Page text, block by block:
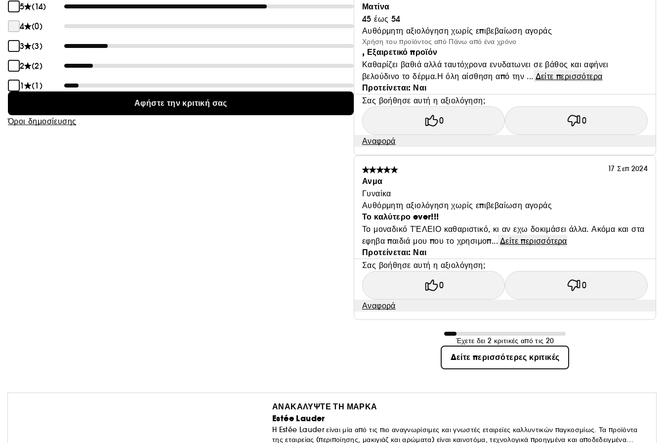
5
(14)
4
(0)
3
(3)
2
(2)
1
(1)
Αφήστε την κριτική σας
Όροι δημοσίευσης
Ματίνα
45 έως 54
Αυθόρμητη αξιολόγηση χωρίς επιβεβαίωση αγοράς
Χρήση του προϊόντος από Πάνω από ένα χρόνο
, Εξαιρετικό προϊόν
Καθαρίζει βαθιά αλλά ταυτόχρονα ενυδατωνει σε βάθος και αφήνει
βελούδινο το δέρμα.Η όλη αίσθηση από την ... Δείτε περισσότερα
Προτείνεται: Ναι
Σας βοήθησε αυτή η αξιολόγηση;
0 0
Αναφορά
17 Σεπ 2024
Ανμα
Γυναίκα
Αυθόρμητη αξιολόγηση χωρίς επιβεβαίωση αγοράς
Το καλύτερο ever!!!
Το μοναδικό ΤΈΛΕΙΟ καθαριστικό, κι αν εχω δοκιμάσει άλλα. Ακόμα και στα
εφηβα παιδιά μου που το χρησιμοπ... Δείτε περισσότερα
Προτείνεται: Ναι
Σας βοήθησε αυτή η αξιολόγηση;
0 0
Αναφορά
Έχετε δει 2 κριτικές από τις 20
Δείτε περισσότερες κριτικές
ΑΝΑΚΑΛΥΨΤΕ ΤΗ ΜΑΡΚΑ
Estée Lauder
H Estée Lauder είναι μία από τις πιο αναγνωρίσιμες και γνωστές εταιρείες καλλυντικών παγκοσμίως. Τα προϊόντα
της εταιρείας (περιποίησης, μακιγιάζ και αρώματα) είναι καινοτόμα, τεχνολογικά προηγμένα και αποδεδειγμένα